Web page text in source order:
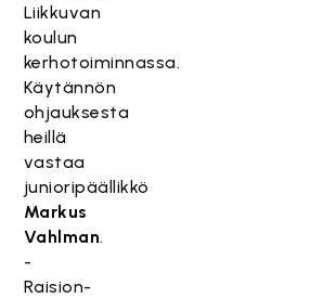
Liikkuvan
koulun
kerhotoiminnassa.
Käytännön
ohjauksesta
heillä
vastaa
junioripäällikkö
Markus
Vahlman.
-
Raision-